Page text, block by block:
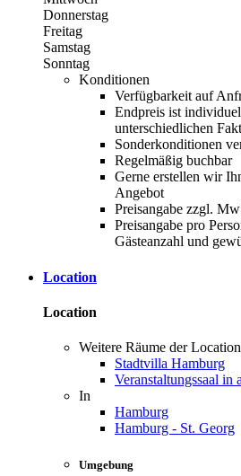
Donnerstag
Freitag
Samstag
Sonntag
Konditionen
Verfügbarkeit auf
Endpreis ist
unterschiedlichen
Sonderkonditionen
Regelmäßig buchbar
Gerne erstellen wir
Angebot
Preisangabe zzgl.
Preisangabe pro
Gästeanzahl und
Location
Location
Weitere Räume der Location
Stadtvilla Hamburg
Veranstaltungssaal in
In
Hamburg
Hamburg - St. Georg
Umgebung